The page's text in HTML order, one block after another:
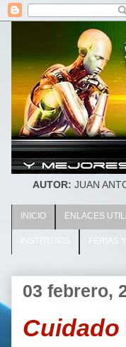
AUTOR: JUAN
INICIO ENLACES
INSTITUTOS FERIAS
03 febrero,